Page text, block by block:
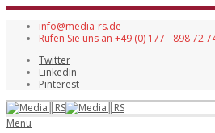
info@media-rs.de
Rufen Sie uns an +49 (0) 177 - 898 72
Twitter
LinkedIn
Pinterest
Menu